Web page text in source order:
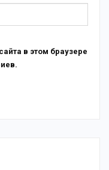
в этом браузере